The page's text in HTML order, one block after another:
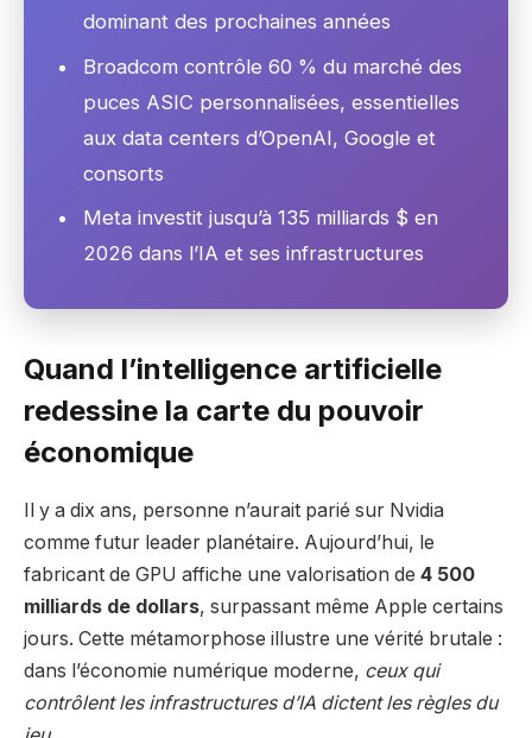
dominant des prochaines années
Broadcom contrôle 60 % du marché des
puces ASIC personnalisées, essentielles
aux data centers d’OpenAI, Google et
consorts
Meta investit jusqu’à 135 milliards $ en
2026 dans l’IA et ses infrastructures
Quand l’intelligence artificielle
redessine la carte du pouvoir
économique
Il y a dix ans, personne n’aurait parié sur Nvidia
comme futur leader planétaire. Aujourd’hui, le
fabricant de GPU affiche une valorisation de 4 500
milliards de dollars, surpassant même Apple certains
jours. Cette métamorphose illustre une vérité brutale :
dans l’économie numérique moderne, ceux qui
contrôlent les infrastructures d’IA dictent les règles du